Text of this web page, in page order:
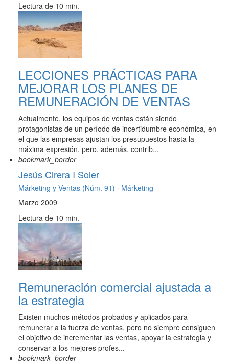
Lectura de 10 min.
LECCIONES PRÁCTICAS PARA
MEJORAR LOS PLANES DE
REMUNERACIÓN DE VENTAS
Actualmente, los equipos de ventas están siendo
protagonistas de un período de incertidumbre económica, en
el que las empresas ajustan los presupuestos hasta la
máxima expresión, pero, además, contrib...
bookmark_border
Jesús Cirera I Soler
Márketing y Ventas (Núm. 91) · Márketing
Marzo 2009
Lectura de 10 min.
Remuneración comercial ajustada a
la estrategia
Existen muchos métodos probados y aplicados para
remunerar a la fuerza de ventas, pero no siempre consiguen
el objetivo de incrementar las ventas, apoyar la estrategia y
conservar a los mejores profes...
bookmark_border